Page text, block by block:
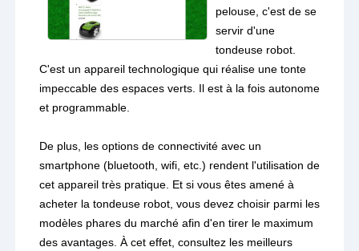
pelouse, c'est de se
servir d'une
tondeuse robot.
C'est un appareil technologique qui réalise une tonte
impeccable des espaces verts. Il est à la fois autonome
et programmable.
De plus, les options de connectivité avec un
smartphone (bluetooth, wifi, etc.) rendent l'utilisation de
cet appareil très pratique. Et si vous êtes amené à
acheter la tondeuse robot, vous devez choisir parmi les
modèles phares du marché afin d'en tirer le maximum
des avantages. À cet effet, consultez les meilleurs